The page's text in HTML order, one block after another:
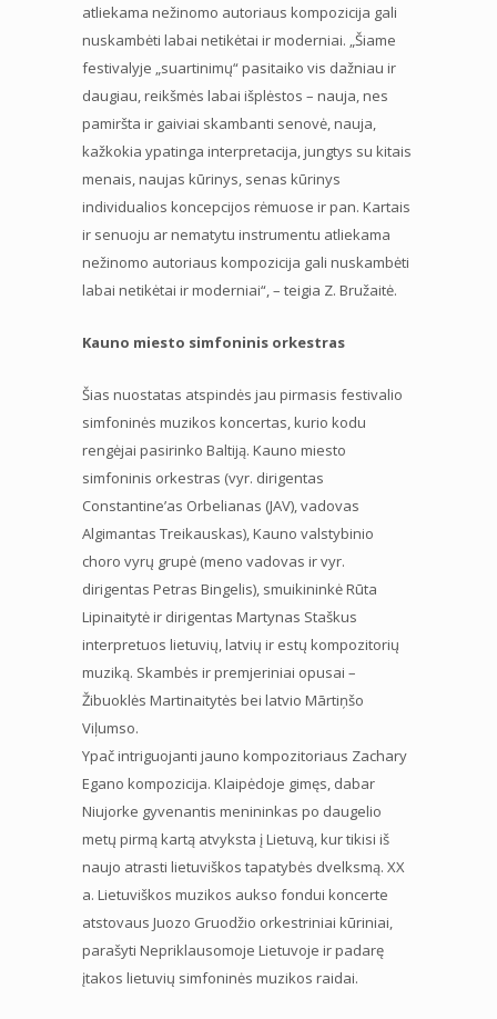
atliekama nežinomo autoriaus kompozicija gali
nuskambėti labai netikėtai ir moderniai. „Šiame
festivalyje „suartinimų“ pasitaiko vis dažniau ir
daugiau, reikšmės labai išplėstos – nauja, nes
pamiršta ir gaiviai skambanti senovė, nauja,
kažkokia ypatinga interpretacija, jungtys su kitais
menais, naujas kūrinys, senas kūrinys
individualios koncepcijos rėmuose ir pan. Kartais
ir senuoju ar nematytu instrumentu atliekama
nežinomo autoriaus kompozicija gali nuskambėti
labai netikėtai ir moderniai“, – teigia Z. Bružaitė.
Kauno miesto simfoninis orkestras
Šias nuostatas atspindės jau pirmasis festivalio
simfoninės muzikos koncertas, kurio kodu
rengėjai pasirinko Baltiją. Kauno miesto
simfoninis orkestras (vyr. dirigentas
Constantine’as Orbelianas (JAV), vadovas
Algimantas Treikauskas), Kauno valstybinio
choro vyrų grupė (meno vadovas ir vyr.
dirigentas Petras Bingelis), smuikininkė Rūta
Lipinaitytė ir dirigentas Martynas Staškus
interpretuos lietuvių, latvių ir estų kompozitorių
muziką. Skambės ir premjeriniai opusai –
Žibuoklės Martinaitytės bei latvio Mārtiņšo
Viļumso.
Ypač intriguojanti jauno kompozitoriaus Zachary
Egano kompozicija. Klaipėdoje gimęs, dabar
Niujorke gyvenantis menininkas po daugelio
metų pirmą kartą atvyksta į Lietuvą, kur tikisi iš
naujo atrasti lietuviškos tapatybės dvelksmą. XX
a. Lietuviškos muzikos aukso fondui koncerte
atstovaus Juozo Gruodžio orkestriniai kūriniai,
parašyti Nepriklausomoje Lietuvoje ir padarę
įtakos lietuvių simfoninės muzikos raidai.